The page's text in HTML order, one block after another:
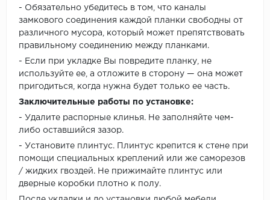
- Обязательно убедитесь в том, что каналы
замкового соединения каждой планки свободны от
различного мусора, который может препятствовать
правильному соединению между планками.
- Если при укладке Вы повредите планку, не
используйте ее, а отложите в сторону — она может
пригодиться, когда нужна будет только ее часть.
Заключительные работы по установке:
- Удалите распорные клинья. Не заполняйте чем-
либо оставшийся зазор.
- Установите плинтус. Плинтус крепится к стене при
помощи специальных креплений или же саморезов
/ жидких гвоздей. Не прижимайте плинтус или
дверные коробки плотно к полу.